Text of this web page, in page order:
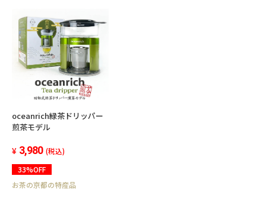
oceanrich緑茶ドリッパー
煎茶モデル
3,980 (税込)
33%OFF
お茶の京都の特産品